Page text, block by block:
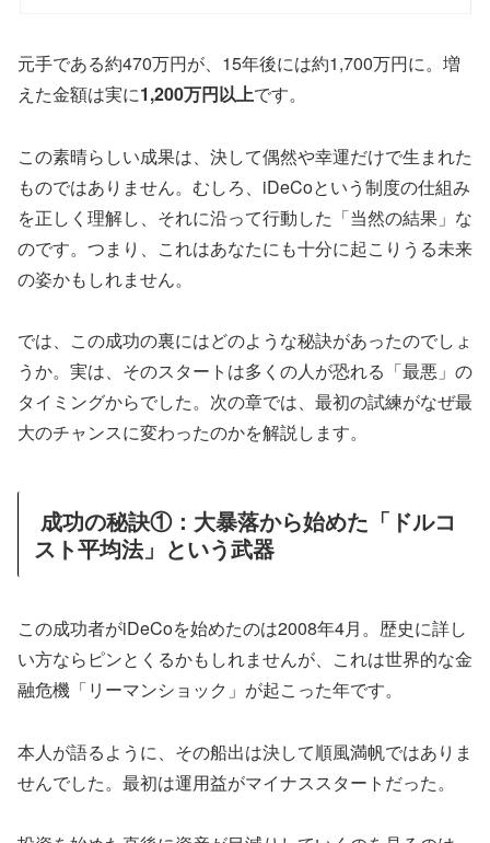
元手である約470万円が、15年後には約1,700万円に。増
えた金額は実に1,200万円以上です。
この素晴らしい成果は、決して偶然や幸運だけで生まれた
ものではありません。むしろ、iDeCoという制度の仕組み
を正しく理解し、それに沿って行動した「当然の結果」な
のです。つまり、これはあなたにも十分に起こりうる未来
の姿かもしれません。
では、この成功の裏にはどのような秘訣があったのでしょ
うか。実は、そのスタートは多くの人が恐れる「最悪」の
タイミングからでした。次の章では、最初の試練がなぜ最
大のチャンスに変わったのかを解説します。
成功の秘訣①：大暴落から始めた「ドルコ
スト平均法」という武器
この成功者がiDeCoを始めたのは2008年4月。歴史に詳し
い方ならピンとくるかもしれませんが、これは世界的な金
融危機「リーマンショック」が起こった年です。
本人が語るように、その船出は決して順風満帆ではありま
せんでした。最初は運用益がマイナススタートだった。